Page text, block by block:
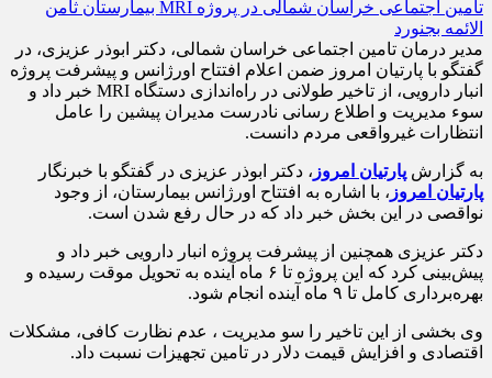
مدیر درمان تامین اجتماعی خراسان شمالی، دکتر ابوذر عزیزی، در
گفتگو با پارتیان امروز ضمن اعلام افتتاح اورژانس و پیشرفت پروژه
انبار دارویی، از تاخیر طولانی در راه‌اندازی دستگاه MRI خبر داد و
سوء مدیریت و اطلاع رسانی نادرست مدیران پیشین را عامل
انتظارات غیرواقعی مردم دانست.
به گزارش پارتیان امروز ، دکتر ابوذر عزیزی در گفتگو با خبرنگار
پارتیان امروز ، با اشاره به افتتاح اورژانس بیمارستان، از وجود
نواقصی در این بخش خبر داد که در حال رفع شدن است.
دکتر عزیزی همچنین از پیشرفت پروژه انبار دارویی خبر داد و
پیش‌بینی کرد که این پروژه تا ۶ ماه آینده به تحویل موقت رسیده و
بهره‌برداری کامل تا ۹ ماه آینده انجام شود.
وی بخشی از این تاخیر را سو مدیریت ، عدم نظارت کافی، مشکلات
اقتصادی و افزایش قیمت دلار در تامین تجهیزات نسبت داد.